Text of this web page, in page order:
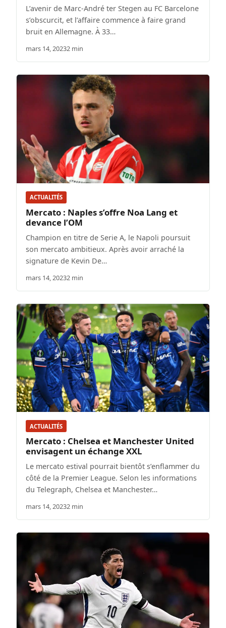
L’avenir de Marc-André ter Stegen au FC Barcelone
s’obscurcit, et l’affaire commence à faire grand
bruit en Allemagne. À 33…
mars 14, 20232 min
ACTUALITÉS
Mercato : Naples s’offre Noa Lang et
devance l’OM
Champion en titre de Serie A, le Napoli poursuit
son mercato ambitieux. Après avoir arraché la
signature de Kevin De…
mars 14, 20232 min
ACTUALITÉS
Mercato : Chelsea et Manchester United
envisagent un échange XXL
Le mercato estival pourrait bientôt s’enflammer du
côté de la Premier League. Selon les informations
du Telegraph, Chelsea et Manchester…
mars 14, 20232 min